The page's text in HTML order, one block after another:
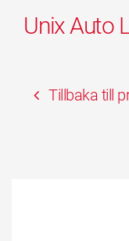
Unix Auto
Tillbaka till